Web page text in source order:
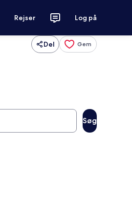
Rejser Log på
Del Gem
Søg